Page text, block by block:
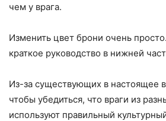
чем у врага.
Изменить цвет брони очень
краткое руководство в нижней
Из-за существующих в настоящее
чтобы убедиться, что враги из
используют правильный